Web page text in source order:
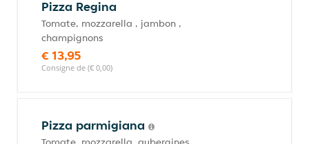
Pizza Regina
Tomate, mozzarella , jambon ,
champignons
€ 13,95
Consigne de (€ 0,00)
Pizza parmigiana